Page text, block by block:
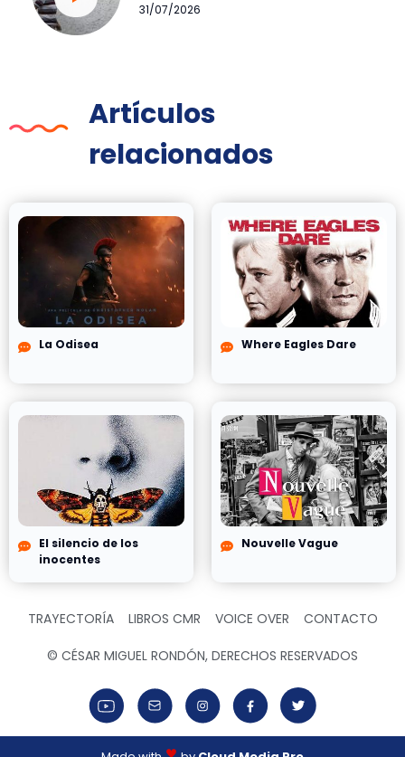
31/07/2026
Artículos
relacionados
La Odisea Where Eagles Dare
El silencio de los
inocentes
Nouvelle Vague
TRAYECTORÍA LIBROS CMR VOICE OVER CONTACTO
© CÉSAR MIGUEL RONDÓN, DERECHOS RESERVADOS